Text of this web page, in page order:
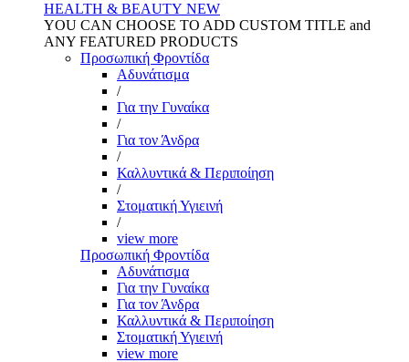
HEALTH & BEAUTY NEW
YOU CAN CHOOSE TO ADD CUSTOM TITLE and
ANY FEATURED PRODUCTS
Προσωπική Φροντίδα
Αδυνάτισμα
/
Για την Γυναίκα
/
Για τον Άνδρα
/
Καλλυντικά & Περιποίηση
/
Στοματική Υγιεινή
/
view more
Προσωπική Φροντίδα
Αδυνάτισμα
Για την Γυναίκα
Για τον Άνδρα
Καλλυντικά & Περιποίηση
Στοματική Υγιεινή
view more